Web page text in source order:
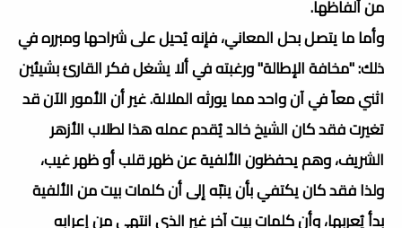
من ألفاظها.
وأما ما يتصل بحل المعاني، فإنه يُحيل على شراحها ومبرره في
ذلك: "مخافة الإطالة" ورغبته في ألا يشغل فكر القارئ بشيئين
اثني معاً في آن واحد مما يورثه الملالة. غير أن الأمور الآن قد
تغيرت فقد كان الشيخ خالد يُقدم عمله هذا لطلاب الأزهر
الشريف، وهم يحفظون الألفية عن ظهر قلب أو ظهر غيب،
ولذا فقد كان يكتفي بأن ينبّه إلى أن كلمات بيت من الألفية
بدأ يُعربها، وأن كلمات بيت آخر غير الذي انتهى من إعرابه